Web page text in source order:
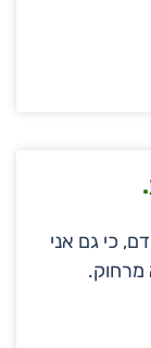
כי גם אני
מרחוק.